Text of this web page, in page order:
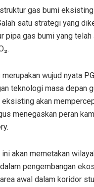
gas bumi
satu strategi yang
pipa gas bumi yang
merupakan wujud nyata
teknologi masa depan
eksisting akan
menegaskan peran
akan memetakan
pengembangan
awal dalam koridor